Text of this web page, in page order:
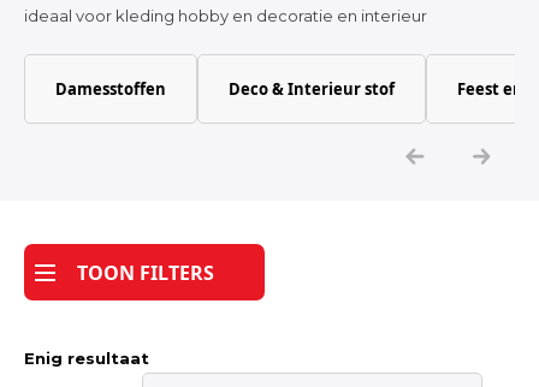
Katoen
Tijdpakker stof
ideaal voor kleding hobby en decoratie en interieur
Damesstoffen Deco & Interieur stof Feest en
TOON FILTERS
Enig resultaat